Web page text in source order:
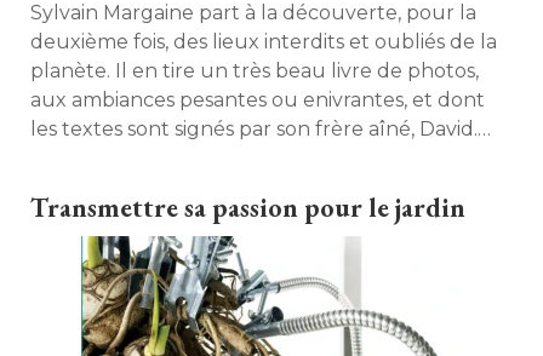
Sylvain Margaine part à la découverte, pour la
deuxième fois, des lieux interdits et oubliés de la
planète. Il en tire un très beau livre de photos,
aux ambiances pesantes ou enivrantes, et dont
les textes sont signés par son frère aîné, David.
qu'un hobby.
Transmettre sa passion pour le jardin